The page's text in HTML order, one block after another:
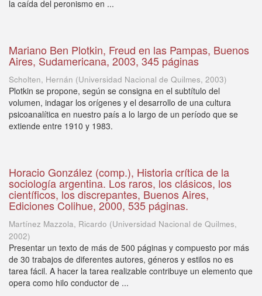
la caída del peronismo en ...
Mariano Ben Plotkin, Freud en las Pampas, Buenos
Aires, Sudamericana, 2003, 345 páginas
Scholten, Hernán (Universidad Nacional de Quilmes, 2003)
Plotkin se propone, según se consigna en el subtítulo del
volumen, indagar los orígenes y el desarrollo de una cultura
psicoanalítica en nuestro país a lo largo de un período que se
extiende entre 1910 y 1983.
Horacio González (comp.), Historia crítica de la
sociología argentina. Los raros, los clásicos, los
científicos, los discrepantes, Buenos Aires,
Ediciones Colihue, 2000, 535 páginas.
Martínez Mazzola, Ricardo (Universidad Nacional de Quilmes,
2002)
Presentar un texto de más de 500 páginas y compuesto por más
de 30 trabajos de diferentes autores, géneros y estilos no es
tarea fácil. A hacer la tarea realizable contribuye un elemento que
opera como hilo conductor de ...